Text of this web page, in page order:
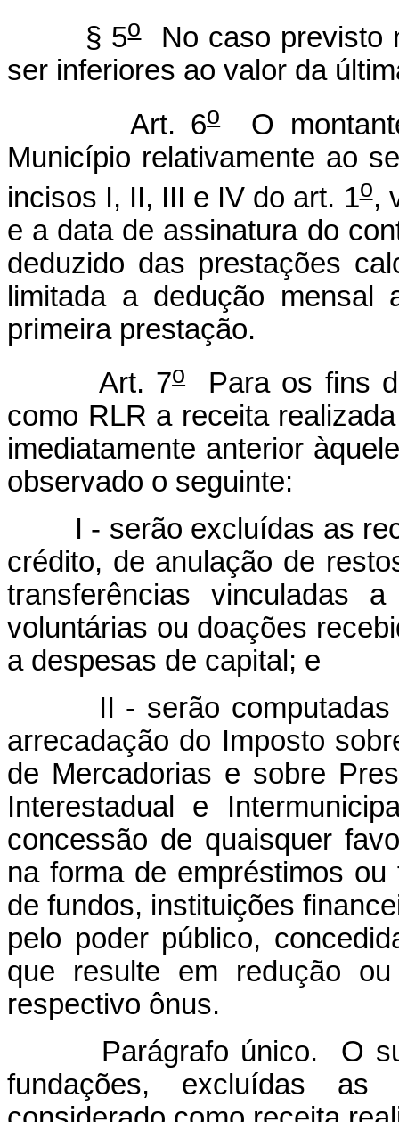
§ 5oNo caso previsto
ser inferiores ao valor da
Art. 6oO montante
Município relativamente ao
incisos I, II, III e IV do art. 1o,
e a data de assinatura do
deduzido das prestações
limitada a dedução
primeira prestação.
Art. 7o
Para os fins
como RLR a receita
imediatamente anterior
observado o seguinte:
I - serão excluídas as
crédito, de anulação de
transferências vinculadas
voluntárias ou doações
a despesas de capital; e
II - serão
arrecadação do Imposto
de Mercadorias e sobre
Interestadual e
concessão de quaisquer
na forma de empréstimos
de fundos, instituições
pelo poder público,
que resulte em redução
respectivo ônus.
Parágrafo único. O
fundações, excluídas as